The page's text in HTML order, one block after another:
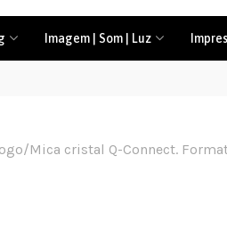
Imagem | Som | Luz
Mica cristal Q-Connect.